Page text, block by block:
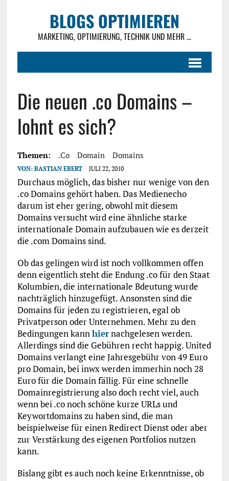
BLOGS OPTIMIEREN
MARKETING, OPTIMIERUNG, TECHNIK UND MEHR ...
Die neuen .co Domains –
lohnt es sich?
Themen: .co Domain Domains
VON: BASTIAN EBERT JULI 22, 2010
Durchaus möglich, das bisher nur wenige von den
.co Domains gehört haben. Das Medienecho
darum ist eher gering, obwohl mit diesem
Domains versucht wird eine ähnliche starke
internationale Domain aufzubauen wie es derzeit
die .com Domains sind.
Ob das gelingen wird ist noch vollkommen offen
denn eigentlich steht die Endung .co für den Staat
Kolumbien, die internationale Bdeutung wurde
nachträglich hinzugefügt. Ansonsten sind die
Domains für jeden zu registrieren, egal ob
Privatperson oder Unternehmen. Mehr zu den
Bedingungen kannhiernachgelesen werden.
Allerdings sind die Gebühren recht happig. United
Domains verlangt eine Jahresgebühr von 49 Euro
pro Domain, bei inwx werden immerhin noch 28
Euro für die Domain fällig. Für eine schnelle
Domainregistrierung also doch recht viel, auch
wenn bei .co noch schöne kurze URLs und
Keywortdomains zu haben sind, die man
beispielweise für einen Redirect Dienst oder aber
zur Verstärkung des eigenen Portfolios nutzen
kann.
Bislang gibt es auch noch keine Erkenntnisse, ob